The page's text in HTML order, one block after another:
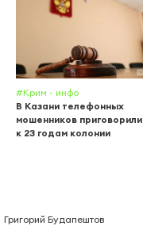
#Крим - инфо
В Казани телефонных
мошенников приговорили
к 23 годам колонии
Григорий Будапештов